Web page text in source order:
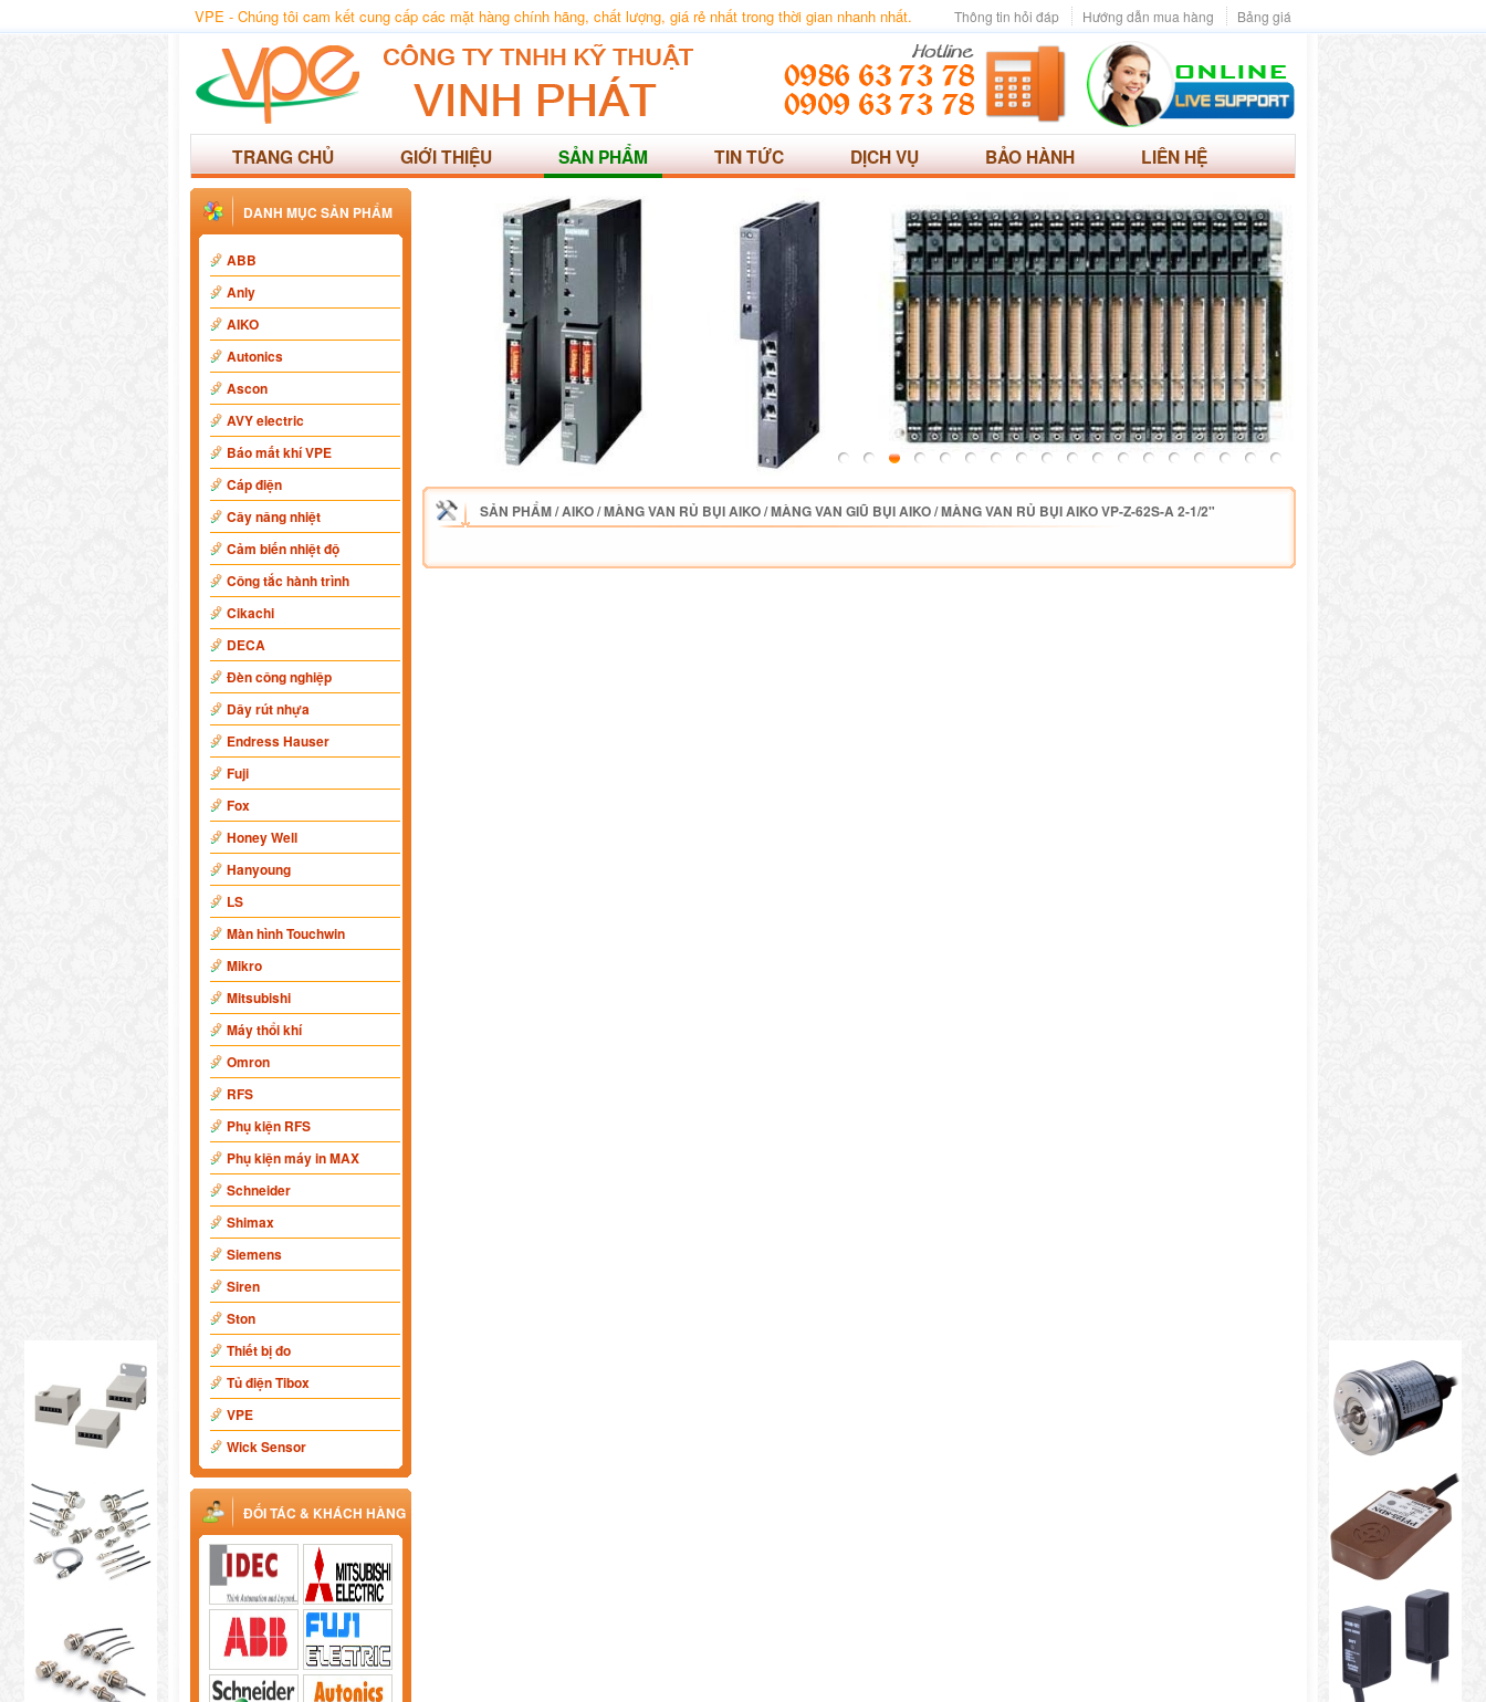
VPE - Chúng tôi cam kết cung cấp các mặt hàng chính hãng, chất lượng, giá rẻ nhất trong thời gian nhanh nhất. Bảng giá
Hướng dẫn mua hàng
Thông tin hỏi đáp
TRANG CHỦ GIỚI THIỆU SẢN PHẨM TIN TỨC DỊCH VỤ BẢO HÀNH LIÊN HỆ
DANH MỤC SẢN PHẨM
ABB
Anly
AIKO
Autonics
Ascon
AVY electric
Báo mất khí VPE
Cáp điện
Cây nâng nhiệt
Cảm biến nhiệt độ
Công tắc hành trình
Cikachi
DECA
Đèn công nghiệp
Dây rút nhựa
Endress Hauser
Fuji
Fox
Honey Well
Hanyoung
LS
Màn hình Touchwin
Mikro
Mitsubishi
Máy thổi khí
Omron
RFS
Phụ kiện RFS
Phụ kiện máy in MAX
Schneider
Shimax
Siemens
Siren
Ston
Thiết bị đo
Tủ điện Tibox
VPE
Wick Sensor
ĐỐI TÁC & KHÁCH HÀNG
SẢN PHẨM/AIKO/MÀNG VAN RỦ BỤI AIKO/MÀNG VAN GIŨ BỤI AIKO/MÀNG VAN RỦ BỤI AIKO VP-Z-62S-A 2-1/2"